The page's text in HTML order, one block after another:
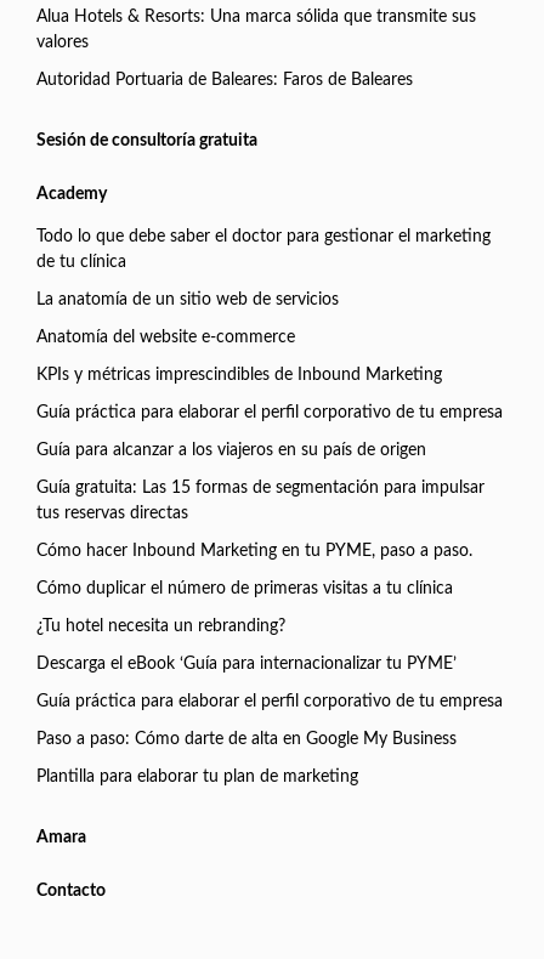
Alua Hotels & Resorts: Una marca sólida que transmite sus
valores
Autoridad Portuaria de Baleares: Faros de Baleares
Sesión de consultoría gratuita
Academy
Todo lo que debe saber el doctor para gestionar el marketing
de tu clínica
La anatomía de un sitio web de servicios
Anatomía del website e-commerce
KPIs y métricas imprescindibles de Inbound Marketing
Guía práctica para elaborar el perfil corporativo de tu empresa
Guía para alcanzar a los viajeros en su país de origen
Guía gratuita: Las 15 formas de segmentación para impulsar
tus reservas directas
Cómo hacer Inbound Marketing en tu PYME, paso a paso.
Cómo duplicar el número de primeras visitas a tu clínica
¿Tu hotel necesita un rebranding?
Descarga el eBook ‘Guía para internacionalizar tu PYME’
Guía práctica para elaborar el perfil corporativo de tu empresa
Paso a paso: Cómo darte de alta en Google My Business
Plantilla para elaborar tu plan de marketing
Amara
Contacto